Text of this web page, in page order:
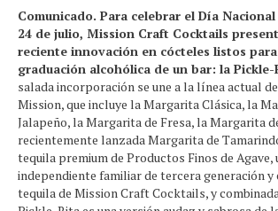
Comunicado. Para celebrar el Día
24 de julio, Mission Craft Cocktails
reciente innovación en cócteles listos
graduación alcohólica de un bar: la Pickle-
salada incorporación se une a la línea actual
Mission, que incluye la Margarita Clásica, la
Jalapeño, la Margarita de Fresa, la Margarita
recientemente lanzada Margarita de
tequila premium de Productos Finos de
independiente familiar de tercera generación y
tequila de Mission Craft Cocktails, y